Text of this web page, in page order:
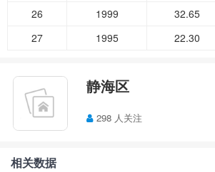
26
1999 32.65
27
1995 22.30
静海区
298 人关注
相关数据